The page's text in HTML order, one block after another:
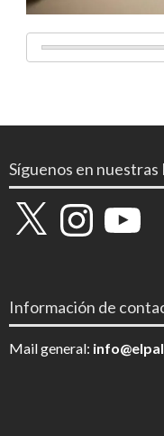
Síguenos en nuestras
X InstagramYouTube
Información de
Mail general: